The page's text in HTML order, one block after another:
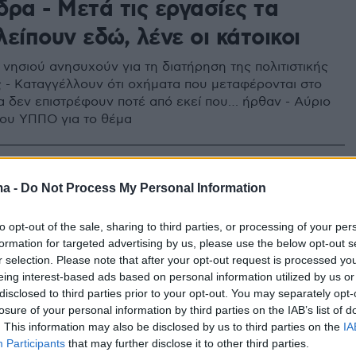
- Do Not Process My Personal Information
opt-out of the sale, sharing to third parties, or processing of your
for targeted advertising by us, please use the below opt-out
selection. Please note that after your opt-out request is processed
interest-based ads based on personal information utilized by us
to third parties prior to your opt-out. You may separately
of your personal information by third parties on the IAB’s list of
This information may also be disclosed by us to third parties on the
Participants that may further disclose it to other third parties.
- Μετά τις εργασίες τα
εδώ, λένε οι κάτοικοι
νησιού ανησυχούν για τη διατήρηση της πολιτιστικής
- Καταγγέλλουν ότι οχήματα που μεταφέρονται στο
δεν επιστρέφουν ποτέ από εκεί που… ήρθαν - Αύριο
ΥΠΠΟ για το θέμα
Ύδρας «τα ρίχνει» στο
Πολιτισμού, στο Λιμενικό και
για το χάος στην
δεν έχει αρμοδιότητα για την επιβολή προστίμων
της πολιτιστικής κληρονομιάς», τονίζει
νησιού, Γιώργος Κουκουδάκης